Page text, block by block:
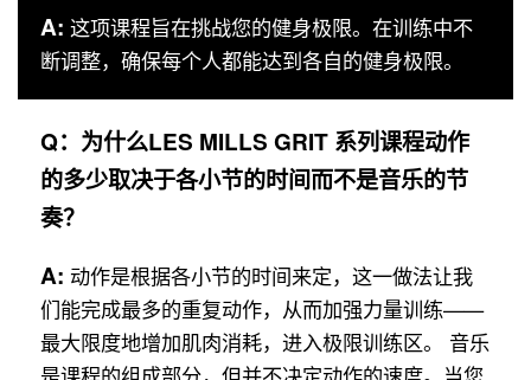
A: 这项课程旨在挑战您的健身极限。在训练中不
断调整，确保每个人都能达到各自的健身极限。
Q：为什么LES MILLS GRIT 系列课程动作
的多少取决于各小节的时间而不是音乐的节
奏？
A: 动作是根据各小节的时间来定，这一做法让我
们能完成最多的重复动作，从而加强力量训练——
最大限度地增加肌肉消耗，进入极限训练区。 音乐